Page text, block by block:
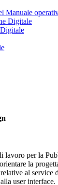
Manuale
lavoro per la
la
al service
user interface.